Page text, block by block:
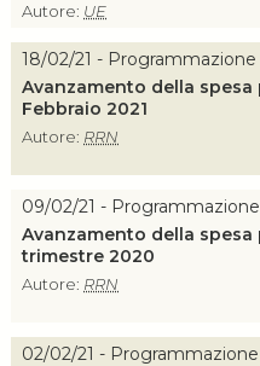
Autore: UE
18/02/21 - Programmazione
Avanzamento della
Febbraio 2021
Autore: RRN
09/02/21 - Programmazione
Avanzamento della
trimestre 2020
Autore: RRN
02/02/21 - Programmazione